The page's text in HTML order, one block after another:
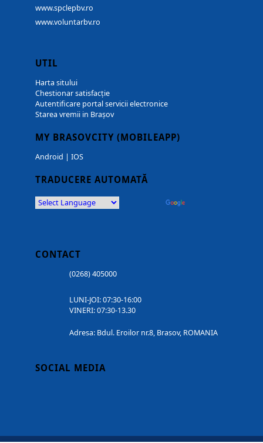
www.spclepbv.ro
www.voluntarbv.ro
UTIL
Harta sitului
Chestionar satisfacție
Autentificare portal servicii electronice
Starea vremii in Brașov
MY BRASOVCITY (MOBILEAPP)
Android | IOS
TRADUCERE AUTOMATĂ
CONTACT
(0268) 405000
LUNI-JOI: 07:30-16:00
VINERI: 07:30-13.30
Adresa: Bdul. Eroilor nr.8, Brasov, ROMANIA
SOCIAL MEDIA